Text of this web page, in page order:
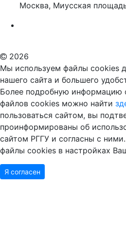
Москва, Миусская
2026
Мы используем файлы cookies
нашего сайта и большего
Более подробную информацию
файлов cookies можно найти
пользоваться сайтом, вы
проинформированы об
сайтом РГГУ и согласны с
файлы cookies в настройках
Я согласен